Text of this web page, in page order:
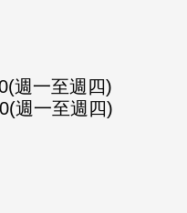
週一至週四)
週一至週四)